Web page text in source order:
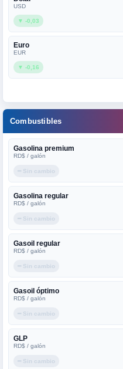
USD
▼ -0,03
Euro
EUR
▼ -0,16
Combustibles
Gasolina premium
RD$ / galón
━ Sin cambio
Gasolina regular
RD$ / galón
━ Sin cambio
Gasoil regular
RD$ / galón
━ Sin cambio
Gasoil óptimo
RD$ / galón
━ Sin cambio
GLP
RD$ / galón
━ Sin cambio